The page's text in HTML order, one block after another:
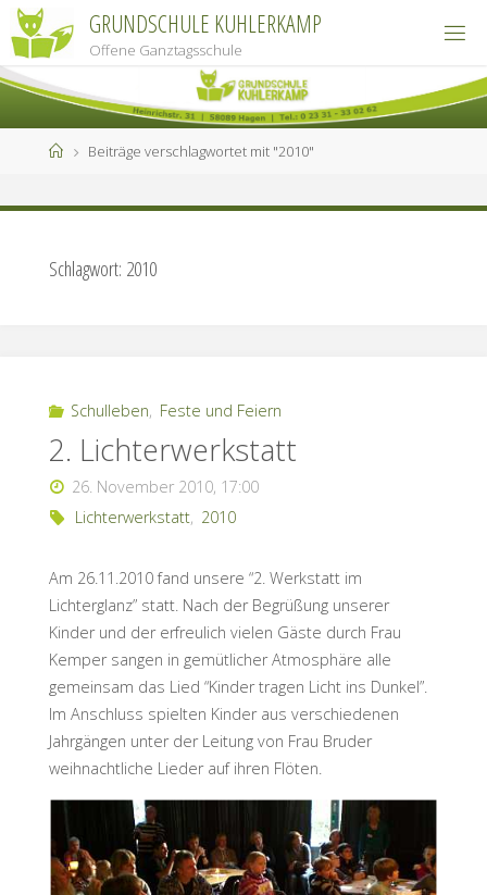
Zum
Inhalt
springen
GRUNDSCHULE KUHLERKAMP
Offene Ganztagsschule
StartBeiträge verschlagwortet mit "2010"
Schlagwort: 2010
Schulleben, Feste und Feiern
2. Lichterwerkstatt
26. November 2010, 17:00
Lichterwerkstatt, 2010
Am 26.11.2010 fand unsere “2. Werkstatt im
Lichterglanz” statt. Nach der Begrüßung unserer
Kinder und der erfreulich vielen Gäste durch Frau
Kemper sangen in gemütlicher Atmosphäre alle
gemeinsam das Lied “Kinder tragen Licht ins Dunkel”.
Im Anschluss spielten Kinder aus verschiedenen
Jahrgängen unter der Leitung von Frau Bruder
weihnachtliche Lieder auf ihren Flöten.